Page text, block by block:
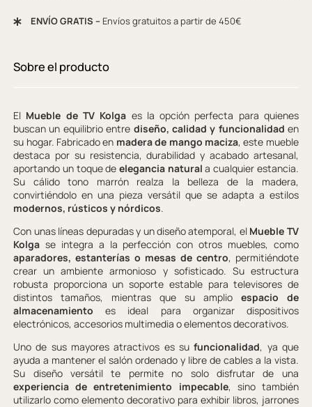
ENVÍO GRATIS – Envíos gratuitos a partir de 450€
Sobre el producto
El Mueble de TV Kolga es la opción perfecta para quienes
buscan un equilibrio entre diseño, calidad y funcionalidad en
su hogar. Fabricado en madera de mango maciza, este mueble
destaca por su resistencia, durabilidad y acabado artesanal,
aportando un toque de elegancia natural a cualquier estancia.
Su cálido tono marrón realza la belleza de la madera,
convirtiéndolo en una pieza versátil que se adapta a estilos
modernos, rústicos y nórdicos.
Con unas líneas depuradas y un diseño atemporal, el Mueble TV
Kolga se integra a la perfección con otros muebles, como
aparadores, estanterías o mesas de centro, permitiéndote
crear un ambiente armonioso y sofisticado. Su estructura
robusta proporciona un soporte estable para televisores de
distintos tamaños, mientras que su amplio espacio de
almacenamiento es ideal para organizar dispositivos
electrónicos, accesorios multimedia o elementos decorativos.
Uno de sus mayores atractivos es sufuncionalidad, ya que
ayuda a mantener el salón ordenado y libre de cables a la vista.
Su diseño versátil te permite no solo disfrutar de una
experiencia de entretenimiento impecable, sino también
utilizarlo como elemento decorativo para exhibir libros, jarrones